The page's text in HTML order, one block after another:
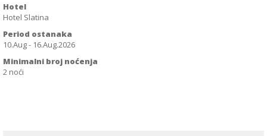
Hotel
Hotel Slatina
Period ostanaka
10.Aug - 16.Aug.2026
Minimalni broj noćenja
2 noći